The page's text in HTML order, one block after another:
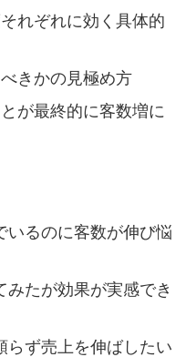
れぞれに効く具体的
きかの見極め方
が最終的に客数増に
いるのに客数が伸び悩
たが効果が実感でき
らず売上を伸ばしたい